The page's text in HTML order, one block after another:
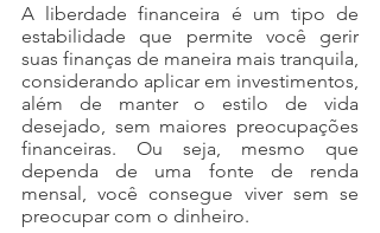
A liberdade financeira é um tipo de
estabilidade que permite você gerir
suas finanças de maneira mais tranquila,
considerando aplicar em investimentos,
além de manter o estilo de vida
desejado, sem maiores preocupações
financeiras. Ou seja, mesmo que
dependa de uma fonte de renda
mensal, você consegue viver sem se
preocupar com o dinheiro.